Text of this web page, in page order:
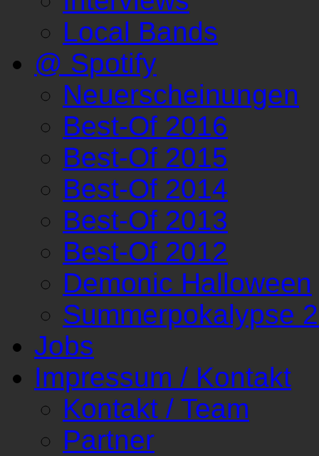
Local Bands
@ Spotify
Neuerscheinungen
Best-Of 2016
Best-Of 2015
Best-Of 2014
Best-Of 2013
Best-Of 2012
Demonic Halloween
Summerpokalypse
Jobs
Impressum / Kontakt
Kontakt / Team
Partner